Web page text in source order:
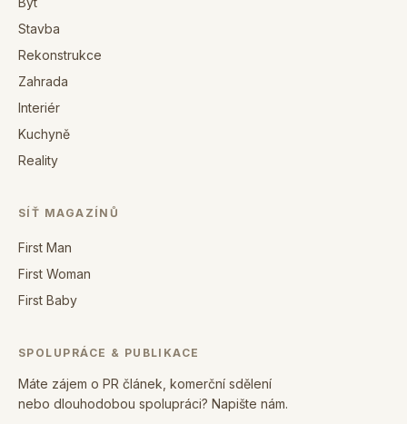
Stavba
Rekonstrukce
Zahrada
Interiér
Kuchyně
Reality
SÍŤ MAGAZÍNŮ
First Man
First Woman
First Baby
SPOLUPRÁCE & PUBLIKACE
Máte zájem o PR článek, komerční sdělení
nebo dlouhodobou spolupráci? Napište nám.